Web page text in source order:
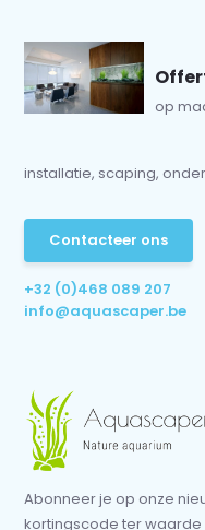
op
installatie, scaping,
Contacteer ons
+32 (0)468 089 207
info@aquascaper.be
Abonneer je op onze
kortingscode ter waarde